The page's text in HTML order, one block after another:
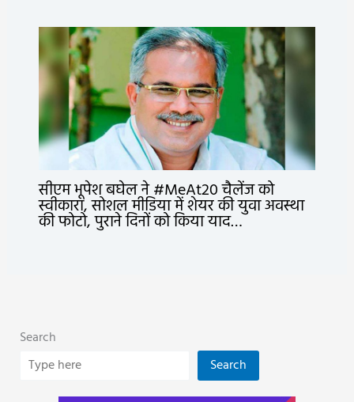
सीएम भूपेश बघेल ने #MeAt20 चैलेंज को
स्वीकारा, सोशल मीडिया में शेयर की युवा अवस्था
की फोटो, पुराने दिनों को किया याद…
Search
Search